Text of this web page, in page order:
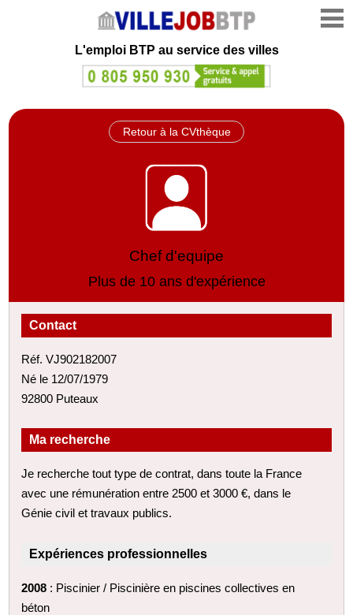
L'emploi BTP au service des villes
Retour à la CVthèque
Chef d'equipe
Plus de 10 ans d'expérience
Contact
Réf. VJ902182007
Né le 12/07/1979
92800 Puteaux
Ma recherche
Je recherche tout type de contrat, dans toute la France
avec une rémunération entre 2500 et 3000 €, dans le
Génie civil et travaux publics.
Expériences professionnelles
2008 : Piscinier / Piscinière en piscines collectives en
béton